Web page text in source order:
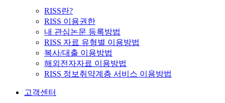
RISS란?
RISS 이용권한
내 관심논문 등록방법
RISS 자료 유형별 이용방법
복사/대출 이용방법
해외전자자료 이용방법
RISS 정보취약계층 서비스 이용방법
고객센터